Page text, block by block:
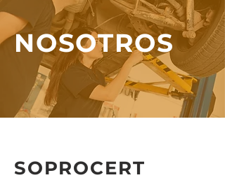
NOSOTROS
SOPROCERT